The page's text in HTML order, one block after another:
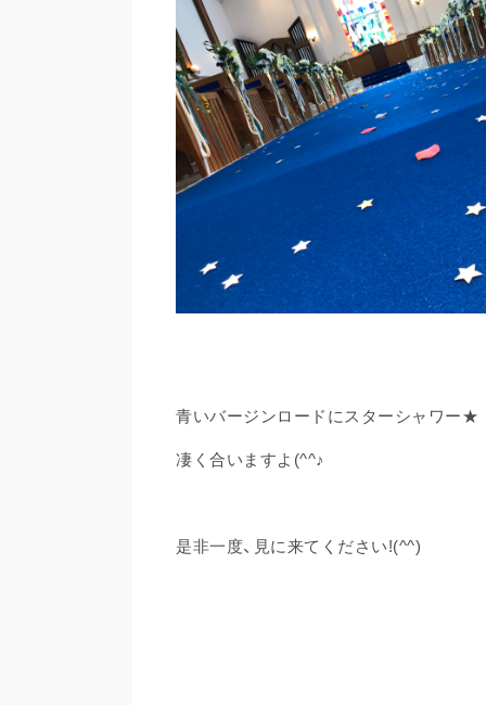
青いバージンロードにスターシャワー★
凄く合いますよ(^^♪
是非一度、見に来てください!(^^)